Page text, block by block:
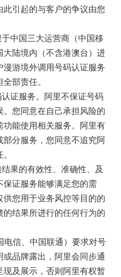
引起的与客户的争议由您
中国三大运营商（中国移
陆境内（不含港澳台）进
游境外调用号码认证服务
部责任。
证服务。阿里不保证号码
您同意在自己承担风险的
能使用相关服务。阿里有
分服务，您同意不追究阿
果的有效性、准确性、及
保证服务能够满足您的需
您用于业务风控等目的的
结果所进行的任何行为的
信、中国联通）要求对号
品牌露出，阿里会同步通
及展示，否则阿里有权暂